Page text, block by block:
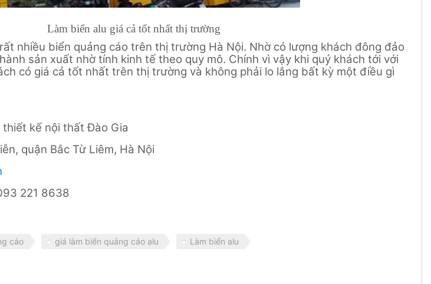
Làm biển alu giá cả tốt nhất thị trường
nhiều biển quảng cáo trên thị trường Hà Nội. Nhờ có lượng khách đông đảo
sản xuất nhờ tính kinh tế theo quy mô. Chính vì vậy khi quý khách tới với
có giá cả tốt nhất trên thị trường và không phải lo lắng bất kỳ một điều gì
kế nội thất Đào Gia
quận Bắc Từ Liêm, Hà Nội
221 8638
cáo giá làm biển quảng cáo alu Làm biển alu